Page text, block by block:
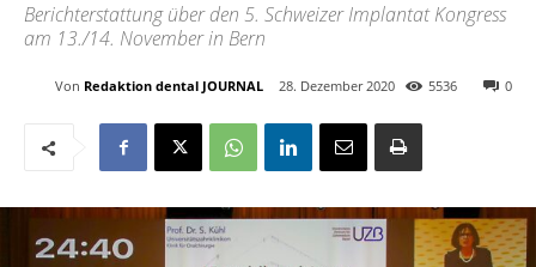
Berichterstattung über den 5. Schweizer Implantat Kongress
am 13./14. November in Bern
Von Redaktion dental JOURNAL 28. Dezember 2020 0
5536